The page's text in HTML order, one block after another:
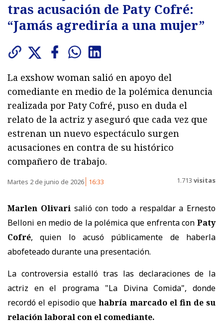
tras acusación de Paty Cofré:
“Jamás agrediría a una mujer”
La exshow woman salió en apoyo del
comediante en medio de la polémica denuncia
realizada por Paty Cofré, puso en duda el
relato de la actriz y aseguró que cada vez que
estrenan un nuevo espectáculo surgen
acusaciones en contra de su histórico
compañero de trabajo.
Martes 2 de junio de 2026 16:33 1.713 visitas
Marlen Olivarisalió con todo a respaldar a Ernesto
Belloni en medio de la polémica que enfrenta con Paty
Cofré, quien lo acusó públicamente de haberla
abofeteado durante una presentación.
La controversia estalló tras las declaraciones de la
actriz en el programa "La Divina Comida", donde
recordó el episodio quehabría marcado el fin de su
relación laboral con el comediante.